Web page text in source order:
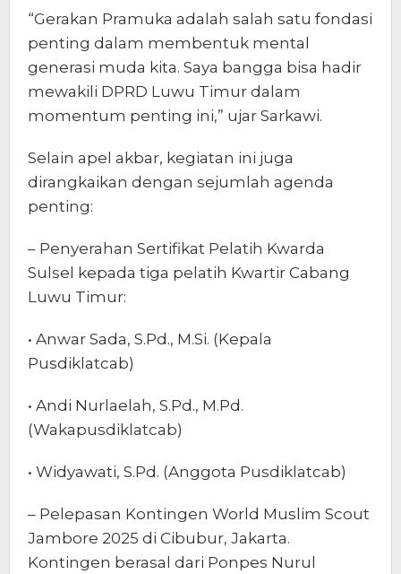
“Gerakan Pramuka adalah salah satu fondasi
penting dalam membentuk mental
generasi muda kita. Saya bangga bisa hadir
mewakili DPRD Luwu Timur dalam
momentum penting ini,” ujar Sarkawi.
Selain apel akbar, kegiatan ini juga
dirangkaikan dengan sejumlah agenda
penting:
– Penyerahan Sertifikat Pelatih Kwarda
Sulsel kepada tiga pelatih Kwartir Cabang
Luwu Timur:
• Anwar Sada, S.Pd., M.Si. (Kepala
Pusdiklatcab)
• Andi Nurlaelah, S.Pd., M.Pd.
(Wakapusdiklatcab)
• Widyawati, S.Pd. (Anggota Pusdiklatcab)
– Pelepasan Kontingen World Muslim Scout
Jambore 2025 di Cibubur, Jakarta.
Kontingen berasal dari Ponpes Nurul